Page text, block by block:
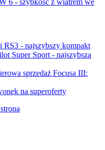
RS3 - najszybszy kompakt
Super Sport - najszybsza
sprzedaż Focusa III:
na superoferty